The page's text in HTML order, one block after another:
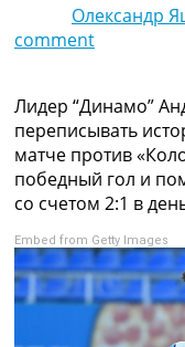
Таблицы
Лига
Англия.
Испания.
Все
Рейтинги
Рейтинг
Рейтинг
Рейтинг
ТВ программа
Олександр
comment
Лидер “Динамо”
переписывать
матче против
победный гол и
со счетом 2:1 в
Embed from Getty Images